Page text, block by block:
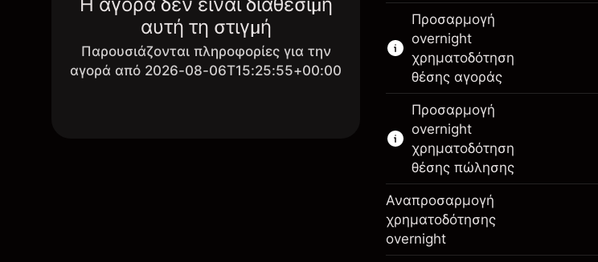
αυτή τη στιγμή
Παρουσιάζονται πληροφορίες για την
αγορά από 2026-08-06T15:25:55+00:00
διαθέσιμο για
Knock-outs.
Μάθετε περισσότερα σχετικά
CFDs
Knock-outs
Προσαρμογή
overnight
χρηματοδότηση
θέσης αγοράς
Περιθώριο. Η επένδυσή
σας
Προσαρμογή
overnight
χρηματοδότηση
θέσης πώλησης
Αναπροσαρμογή
χρηματοδότησης
overnight